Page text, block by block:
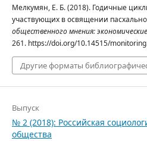
Мелкумян, Е. Б. (2018). Годичные
участвующих в освящении
общественного мнения:
261. https://doi.org/10.14515/
Другие форматы
Выпуск
№ 2 (2018): Российская
общества